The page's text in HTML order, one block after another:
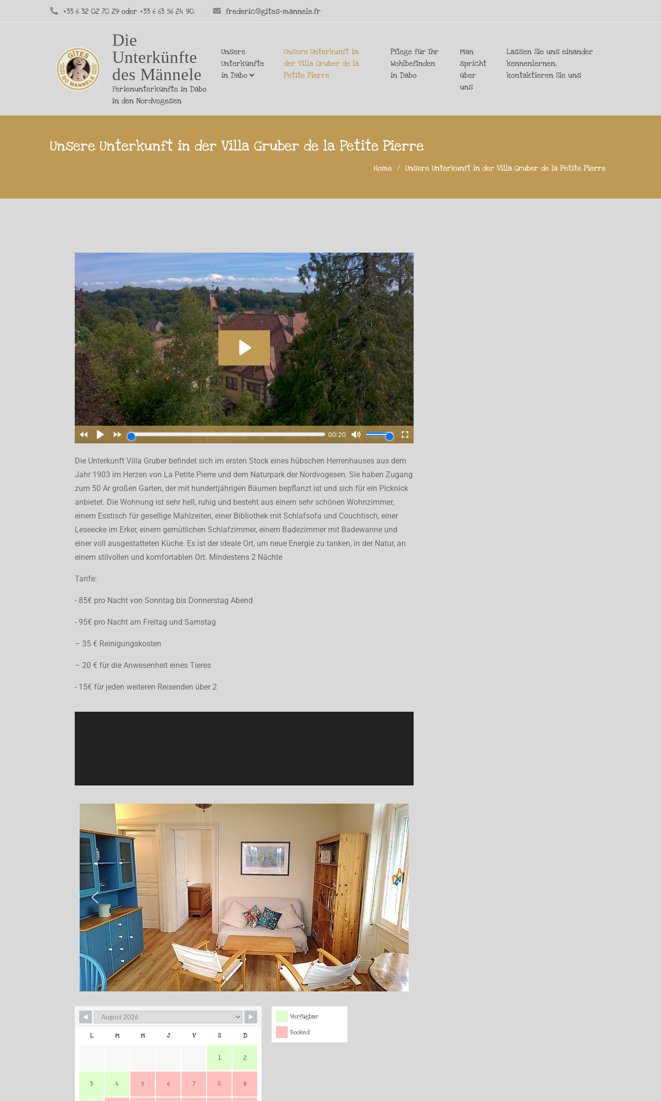
+33 6 32 02 70 29 oder +33 6 63 56 24 90. frederic@gites-mannele.fr
Die
Unterkünfte
des Männele
Ferienunterkünfte in Dabo
in den Nordvogesen
Unsere
Unterkünfte
in Dabo
Unsere Unterkunft in
der Villa Gruber de la
Petite Pierre
Pflege für Ihr
Wohlbefinden
in Dabo
Man
spricht
über
uns
Lassen Sie uns einander
kennenlernen,
kontaktieren Sie uns
Unsere Unterkunft in der Villa Gruber de la Petite Pierre
Home Unsere Unterkunft in der Villa Gruber de la Petite Pierre
Die Unterkunft Villa Gruber befindet sich im ersten Stock eines hübschen Herrenhauses aus dem
Jahr 1903 im Herzen von La Petite Pierre und dem Naturpark der Nordvogesen. Sie haben Zugang
zum 50 Ar großen Garten, der mit hundertjährigen Bäumen bepflanzt ist und sich für ein Picknick
anbietet. Die Wohnung ist sehr hell, ruhig und besteht aus einem sehr schönen Wohnzimmer,
einem Esstisch für gesellige Mahlzeiten, einer Bibliothek mit Schlafsofa und Couchtisch, einer
Leseecke im Erker, einem gemütlichen Schlafzimmer, einem Badezimmer mit Badewanne und
einer voll ausgestatteten Küche. Es ist der ideale Ort, um neue Energie zu tanken, in der Natur, an
einem stilvollen und komfortablen Ort. Mindestens 2 Nächte
Tarife:
- 85€ pro Nacht von Sonntag bis Donnerstag Abend
- 95€ pro Nacht am Freitag und Samstag
– 35 € Reinigungskosten
– 20 € für die Anwesenheit eines Tieres
- 15€ für jeden weiteren Reisenden über 2
Verfügbar
Booked
L M M J V S D
1 2
3 4 5 6 7 8 9